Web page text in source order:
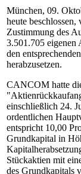
München, 09.
heute beschlossen,
Zustimmung des
3.501.705 eigenen
den
herabzusetzen.
CANCOM hatte
einschließlich 24.
ordentlichen
entspricht 10,00
Grundkapital in
Stückaktien mit
des Grundkapitals